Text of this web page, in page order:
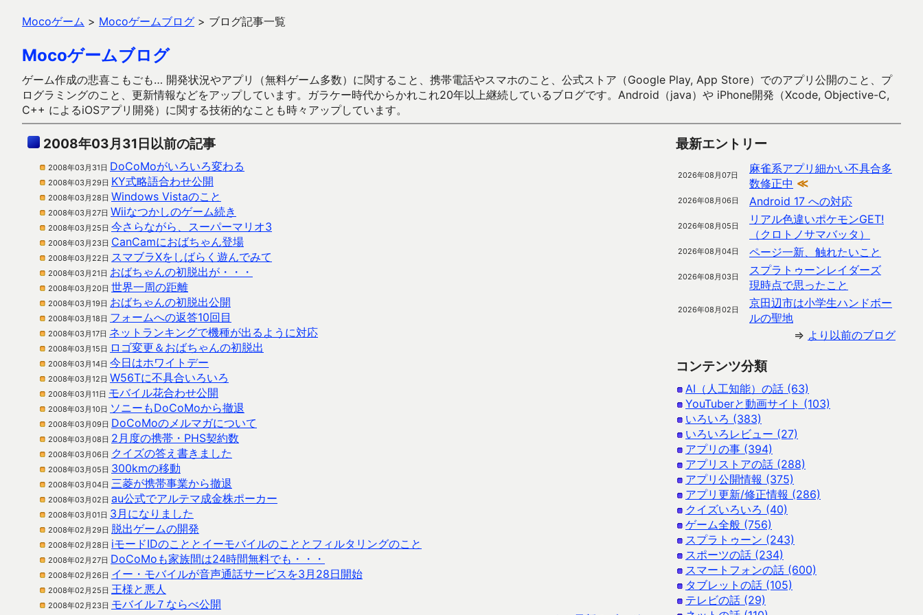
Mocoゲーム > Mocoゲームブログ > ブログ記事一覧
Mocoゲームブログ
ゲーム作成の悲喜こもごも… 開発状況やアプリ（無料ゲーム多数）に関すること、携帯電話やスマホのこと、公式ストア（Google Play, App Store）でのアプリ公開のこと、プ
ログラミングのこと、更新情報などをアップしています。ガラケー時代からかれこれ20年以上継続しているブログです。Android（java）や iPhone開発（Xcode, Objective-C,
C++ によるiOSアプリ開発）に関する技術的なことも時々アップしています。
2008年03月31日以前の記事
2008年03月31日 DoCoMoがいろいろ変わる
2008年03月29日 KY式略語合わせ公開
2008年03月28日 Windows Vistaのこと
2008年03月27日 Wiiなつかしのゲーム続き
2008年03月25日 今さらながら、スーパーマリオ3
2008年03月23日 CanCamにおばちゃん登場
2008年03月22日 スマブラXをしばらく遊んでみて
2008年03月21日 おばちゃんの初脱出が・・・
2008年03月20日 世界一周の距離
2008年03月19日 おばちゃんの初脱出公開
2008年03月18日 フォームへの返答10回目
2008年03月17日 ネットランキングで機種が出るように対応
2008年03月15日 ロゴ変更＆おばちゃんの初脱出
2008年03月14日 今日はホワイトデー
2008年03月12日 W56Tに不具合いろいろ
2008年03月11日 モバイル花合わせ公開
2008年03月10日 ソニーもDoCoMoから撤退
2008年03月09日 DoCoMoのメルマガについて
2008年03月08日 2月度の携帯・PHS契約数
2008年03月06日 クイズの答え書きました
2008年03月05日 300kmの移動
2008年03月04日 三菱が携帯事業から撤退
2008年03月02日 au公式でアルテマ成金株ポーカー
2008年03月01日 3月になりました
2008年02月29日 脱出ゲームの開発
2008年02月28日 iモードIDのこととイーモバイルのこととフィルタリングのこと
2008年02月27日 DoCoMoも家族間は24時間無料でも・・・
2008年02月26日 イー・モバイルが音声通話サービスを3月28日開始
2008年02月25日 王様と悪人
2008年02月23日 モバイル７ならべ公開
最新エントリー
2026年08月07日
麻雀系アプリ細かい不具合多
数修正中 ≪
2026年08月06日 Android 17 への対応
2026年08月05日
リアル色違いポケモンGET!
（クロトノサマバッタ）
2026年08月04日 ページ一新、触れたいこと
2026年08月03日
スプラトゥーンレイダーズ
現時点で思ったこと
2026年08月02日
京田辺市は小学生ハンドボー
ルの聖地
⇒ より以前のブログ
コンテンツ分類
AI（人工知能）の話 (63)
YouTuberと動画サイト (103)
いろいろ (383)
いろいろレビュー (27)
アプリの事 (394)
アプリストアの話 (288)
アプリ公開情報 (375)
アプリ更新/修正情報 (286)
クイズいろいろ (40)
ゲーム全般 (756)
スプラトゥーン (243)
スポーツの話 (234)
スマートフォンの話 (600)
タブレットの話 (105)
テレビの話 (29)